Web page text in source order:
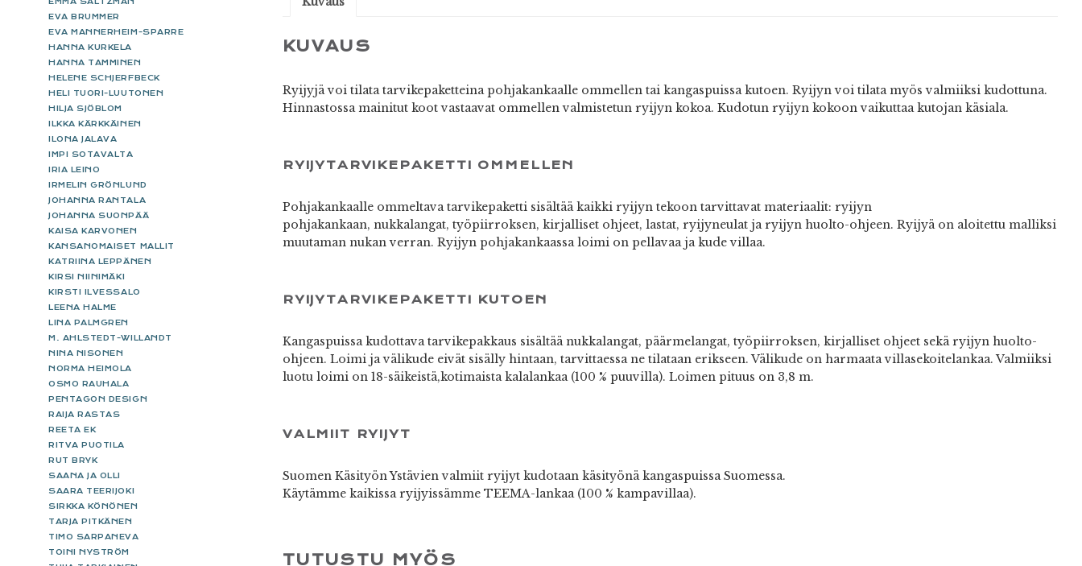
KUVAUS
Ryijyjä voi tilata tarvikepaketteina pohjakankaalle ommellen tai kangaspuissa kutoen. Ryijyn voi tilata myös valmiiksi kudottuna.
Hinnastossa mainitut koot vastaavat ommellen valmistetun ryijyn kokoa. Kudotun ryijyn kokoon vaikuttaa kutojan käsiala.
RYIJYTARVIKEPAKETTI OMMELLEN
Pohjakankaalle ommeltava tarvikepaketti sisältää kaikki ryijyn tekoon tarvittavat materiaalit: ryijyn
pohjakankaan, nukkalangat, työpiirroksen, kirjalliset ohjeet, lastat, ryijyneulat ja ryijyn huolto-ohjeen. Ryijyä on aloitettu malliksi
muutaman nukan verran. Ryijyn pohjakankaassa loimi on pellavaa ja kude villaa.
RYIJYTARVIKEPAKETTI KUTOEN
Kangaspuissa kudottava tarvikepakkaus sisältää nukkalangat, päärmelangat, työpiirroksen, kirjalliset ohjeet sekä ryijyn huolto-
ohjeen. Loimi ja välikude eivät sisälly hintaan, tarvittaessa ne tilataan erikseen. Välikude on harmaata villasekoitelankaa. Valmiiksi
luotu loimi on 18-säikeistä,kotimaista kalalankaa (100 % puuvilla). Loimen pituus on 3,8 m.
VALMIIT RYIJYT
Suomen Käsityön Ystävien valmiit ryijyt kudotaan käsityönä kangaspuissa Suomessa.
Käytämme kaikissa ryijyissämme TEEMA-lankaa (100 % kampavillaa).
TUTUSTU MYÖS
EVA BRUMMER
EVA MANNERHEIM-SPARRE
HANNA KURKELA
HANNA TAMMINEN
HELENE SCHJERFBECK
HELI TUORI-LUUTONEN
HILJA SJÖBLOM
ILKKA KÄRKKÄINEN
ILONA JALAVA
IMPI SOTAVALTA
IRIA LEINO
IRMELIN GRÖNLUND
JOHANNA RANTALA
JOHANNA SUONPÄÄ
KAISA KARVONEN
KANSANOMAISET MALLIT
KATRIINA LEPPÄNEN
KIRSI NIINIMÄKI
KIRSTI ILVESSALO
LEENA HALME
LINA PALMGREN
M. AHLSTEDT-WILLANDT
NINA NISONEN
NORMA HEIMOLA
OSMO RAUHALA
PENTAGON DESIGN
RAIJA RASTAS
REETA EK
RITVA PUOTILA
RUT BRYK
SAANA JA OLLI
SAARA TEERIJOKI
SIRKKA KÖNÖNEN
TARJA PITKÄNEN
TIMO SARPANEVA
TOINI NYSTRÖM